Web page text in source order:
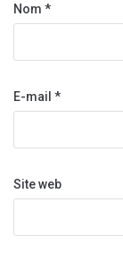
Nom *
E-mail *
Site web